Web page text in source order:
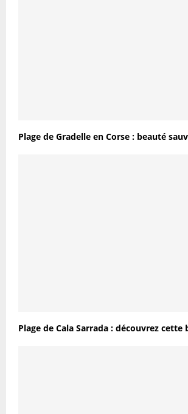
Plage de Gradelle en Corse : beauté
Plage de Cala Sarrada : découvrez cette